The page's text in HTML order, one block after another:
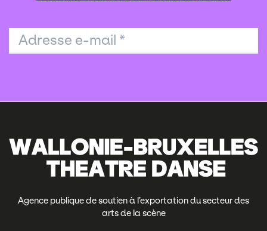
Adresse e-mail *
Agence publique de soutien à l’exportation du secteur des
arts de la scène